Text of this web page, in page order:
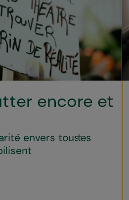
encore et
envers tous·tes